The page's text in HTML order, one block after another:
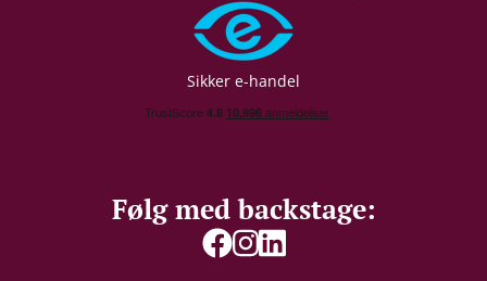
Sikker e-handel
Følg med backstage: